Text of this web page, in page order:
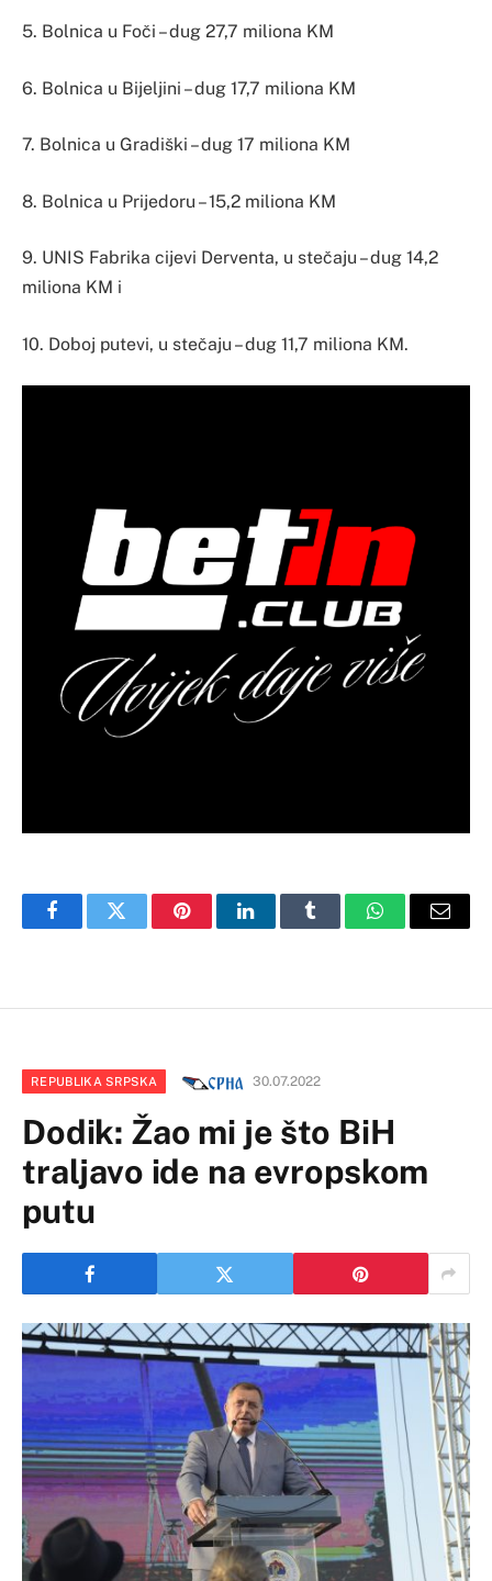
5. Bolnica u Foči – dug 27,7 miliona KM
6. Bolnica u Bijeljini – dug 17,7 miliona KM
7. Bolnica u Gradiški – dug 17 miliona KM
8. Bolnica u Prijedoru – 15,2 miliona KM
9. UNIS Fabrika cijevi Derventa, u stečaju – dug 14,2
miliona KM i
10. Doboj putevi, u stečaju – dug 11,7 miliona KM.
FacebookTwitter PinterestLinkedInTumblr WhatsAppEmail
REPUBLIKA SRPSKA 30.07.2022
Dodik: Žao mi je što BiH
traljavo ide na evropskom
putu